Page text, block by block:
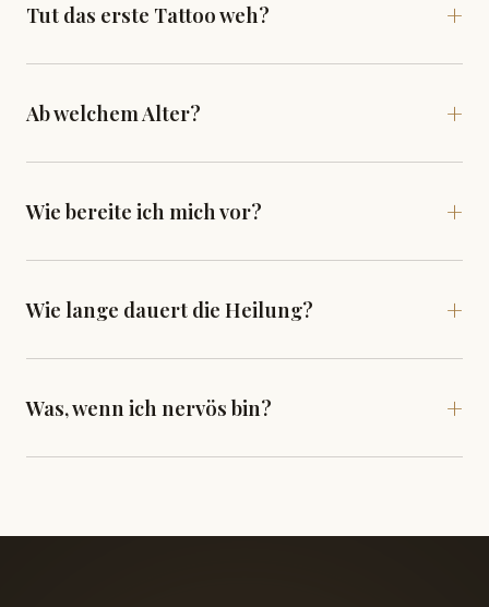
Tut das erste Tattoo weh?
Ab welchem Alter?
Wie bereite ich mich vor?
Wie lange dauert die Heilung?
Was, wenn ich nervös bin?